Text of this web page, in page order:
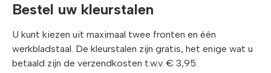
Bestel uw kleurstalen
U kunt kiezen uit maximaal twee fronten en één
werkbladstaal. De kleurstalen zijn gratis, het enige wat u
betaald zijn de verzendkosten t.w.v. € 3,95.